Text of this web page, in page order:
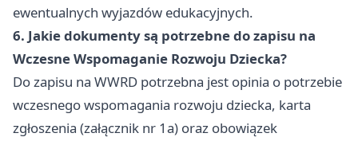
ewentualnych wyjazdów edukacyjnych.
6. Jakie dokumenty są potrzebne do zapisu na
Wczesne Wspomaganie Rozwoju Dziecka?
Do zapisu na WWRD potrzebna jest opinia o potrzebie
wczesnego wspomagania rozwoju dziecka, karta
zgłoszenia (załącznik nr 1a) oraz obowiązek